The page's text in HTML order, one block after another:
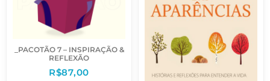
_PACOTÃO 7 – INSPIRAÇÃO &
REFLEXÃO
R$87,00